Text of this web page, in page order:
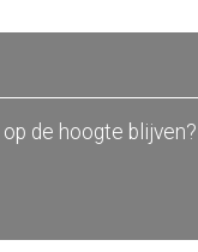
de hoogte blijven?